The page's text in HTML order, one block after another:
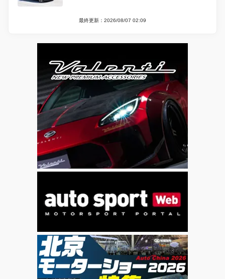
最終更新：2026/08/07 02:09